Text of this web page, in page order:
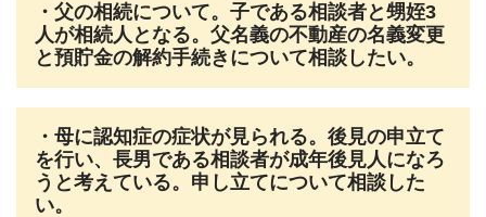
・父の相続について。子である相談者と甥姪3
人が相続人となる。父名義の不動産の名義変更
と預貯金の解約手続きについて相談したい。
・母に認知症の症状が見られる。後見の申立て
を行い、長男である相談者が成年後見人になろ
うと考えている。申し立てについて相談した
い。